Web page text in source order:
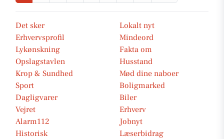
Det sker
Lokalt nyt
Erhvervsprofil
Mindeord
Lykønskning
Fakta om
Opslagstavlen
Husstand
Krop & Sundhed
Mød dine naboer
Sport
Boligmarked
Dagligvarer
Biler
Vejret
Erhverv
Alarm112
Jobnyt
Historisk
Læserbidrag